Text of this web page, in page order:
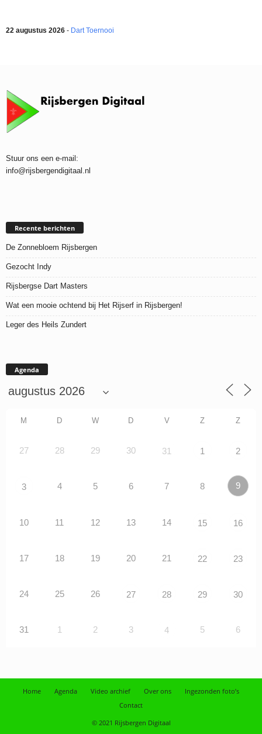
22 augustus 2026 - Dart Toernooi
Stuur ons een e-mail:
info@rijsbergendigitaal.nl
Recente berichten
De Zonnebloem Rijsbergen
Gezocht Indy
Rijsbergse Dart Masters
Wat een mooie ochtend bij Het Rijserf in Rijsbergen!
Leger des Heils Zundert
Agenda
M D W D V Z Z
27 28 29 30 31 1 2
3 4 5 6 7 8 9
10 11 12 13 14 15 16
17 18 19 20 21 22 23
24 25 26 27 28 29 30
31 1 2 3 4 5 6
Home Agenda Video archief Over ons
Ingezonden foto’s
Contact
© 2021 Rijsbergen Digitaal